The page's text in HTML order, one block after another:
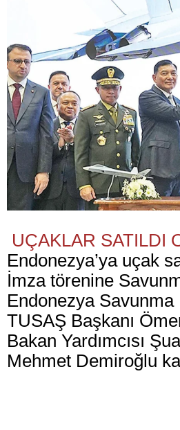
UÇAKLAR SATILDI
Endonezya’ya uçak
İmza törenine
Endonezya
TUSAŞ Başkanı
Bakan Yardımcısı
Mehmet Demiroğlu